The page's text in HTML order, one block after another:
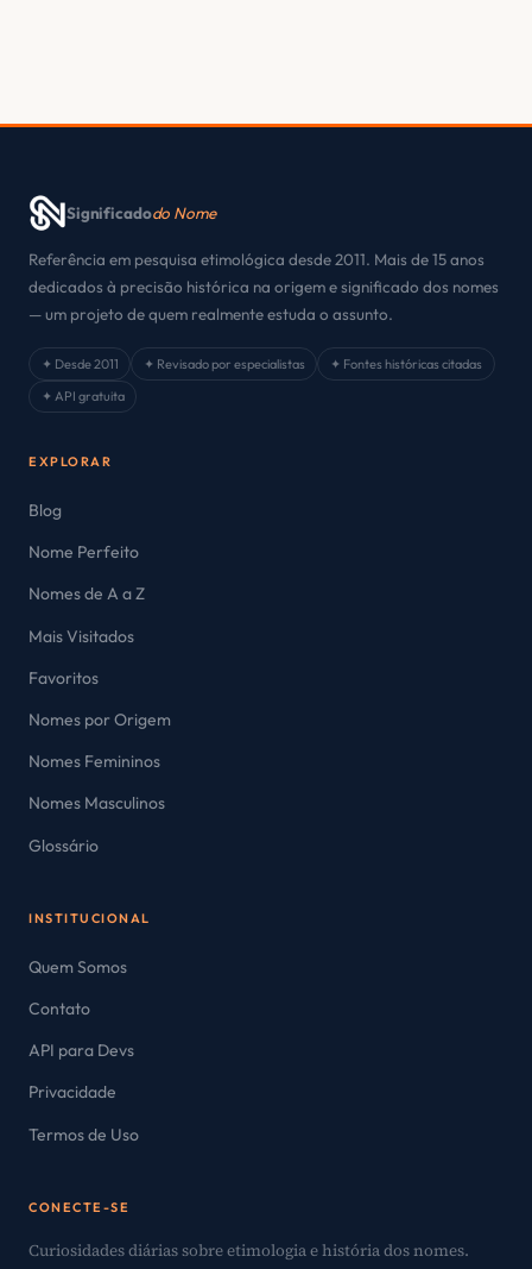
Significadodo Nome
Referência em pesquisa etimológica desde 2011. Mais de 15 anos
dedicados à precisão histórica na origem e significado dos nomes
— um projeto de quem realmente estuda o assunto.
✦ Desde 2011 ✦ Revisado por especialistas
✦ Fontes históricas citadas
✦ API gratuita
EXPLORAR
Blog
Nome Perfeito
Nomes de A a Z
Mais Visitados
Favoritos
Nomes por Origem
Nomes Femininos
Nomes Masculinos
Glossário
INSTITUCIONAL
Quem Somos
Contato
API para Devs
Privacidade
Termos de Uso
CONECTE-SE
Curiosidades diárias sobre etimologia e história dos nomes.